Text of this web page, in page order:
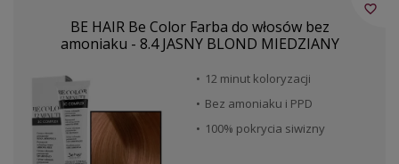
BE HAIR Be Color Farba do włosów bez
amoniaku - 8.4 JASNY BLOND MIEDZIANY
12 minut koloryzacji
Bez amoniaku i PPD
100% pokrycia siwizny
favorite_border